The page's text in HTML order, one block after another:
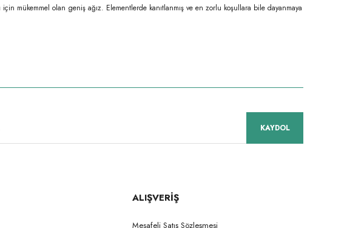
mükemmel olan geniş ağız. Elementlerde kanıtlanmış ve en zorlu koşullara bile dayanmaya
KAYDOL
ALIŞVERİŞ
Mesafeli Satış Sözleşmesi